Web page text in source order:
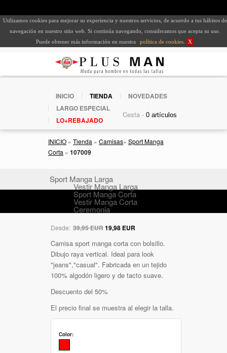
Utilizamos cookies para mejorar su experiencia y nuestros servicios, de acuerdo a tus hábitos de
navegación en nuestro sitio web. Si continúa navegando, consideramos que acepta su uso.
Puede obtener más información en nuestra
política de cookies X
INICIO TIENDA
NOVEDADES
LARGO ESPECIAL
LO+REBAJADO
Cesta -
INICIO » Tienda » Camisas» Sport Manga
Corta » 107009
Sport Manga Larga
Vestir Manga Larga
Sport Manga Corta
Vestir Manga Corta
Ceremonia
Desde: 39,95 EUR19,98 EUR
Camisa sport manga corta con bolsillo.
Dibujo raya vertical. Ideal para look
"jeans","casual". Fabricada en un tejido
100% algodón ligero y de tacto suave.
Descuento del 50%
El precio final se muestra al elegir la talla.
Color: